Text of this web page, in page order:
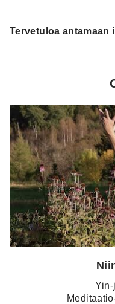
Tervetuloa antamaan